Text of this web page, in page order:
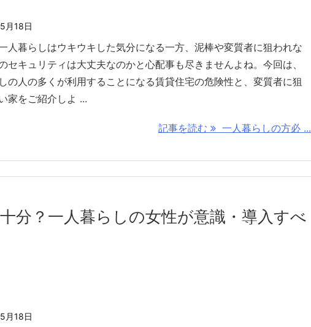
月18日
人暮らしはウキウキした気分になる一方、泥棒や変質者に狙われな
セキュリティは大丈夫なのかと心配事も尽きませんよね。今回は、
の人の多くが利用することになる賃貸住宅の危険性と、変質者に狙
家をご紹介しよ ...
記事を読む 一人暮らしの方必 ...
分？一人暮らしの女性が意識・導入すべ
月18日